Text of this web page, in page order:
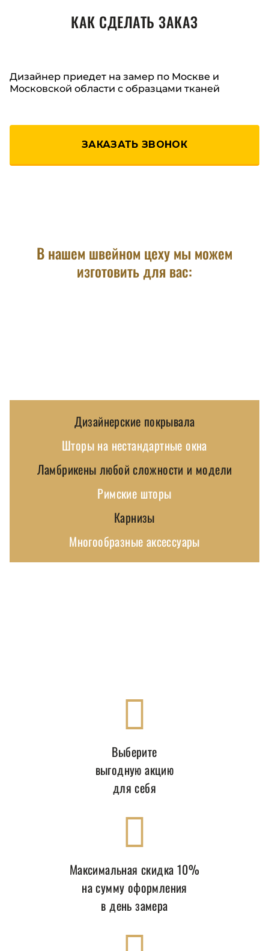
КАК СДЕЛАТЬ ЗАКАЗ
Дизайнер приедет на замер по Москве и
Московской области с образцами тканей
ЗАКАЗАТЬ ЗВОНОК
В нашем швейном цеху мы можем
изготовить для вас:
Дизайнерские покрывала
Шторы на нестандартные окна
Ламбрикены любой сложности и модели
Римские шторы
Карнизы
Многообразные аксессуары
Выберите
выгодную акцию
для себя
Максимальная скидка 10%
на сумму оформления
в день замера